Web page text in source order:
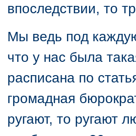
впоследствии, то
Мы ведь под
что у нас была
расписана по
громадная
ругают, то ругают